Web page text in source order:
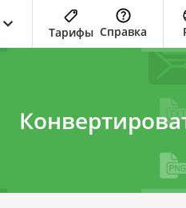
Тарифы Справка